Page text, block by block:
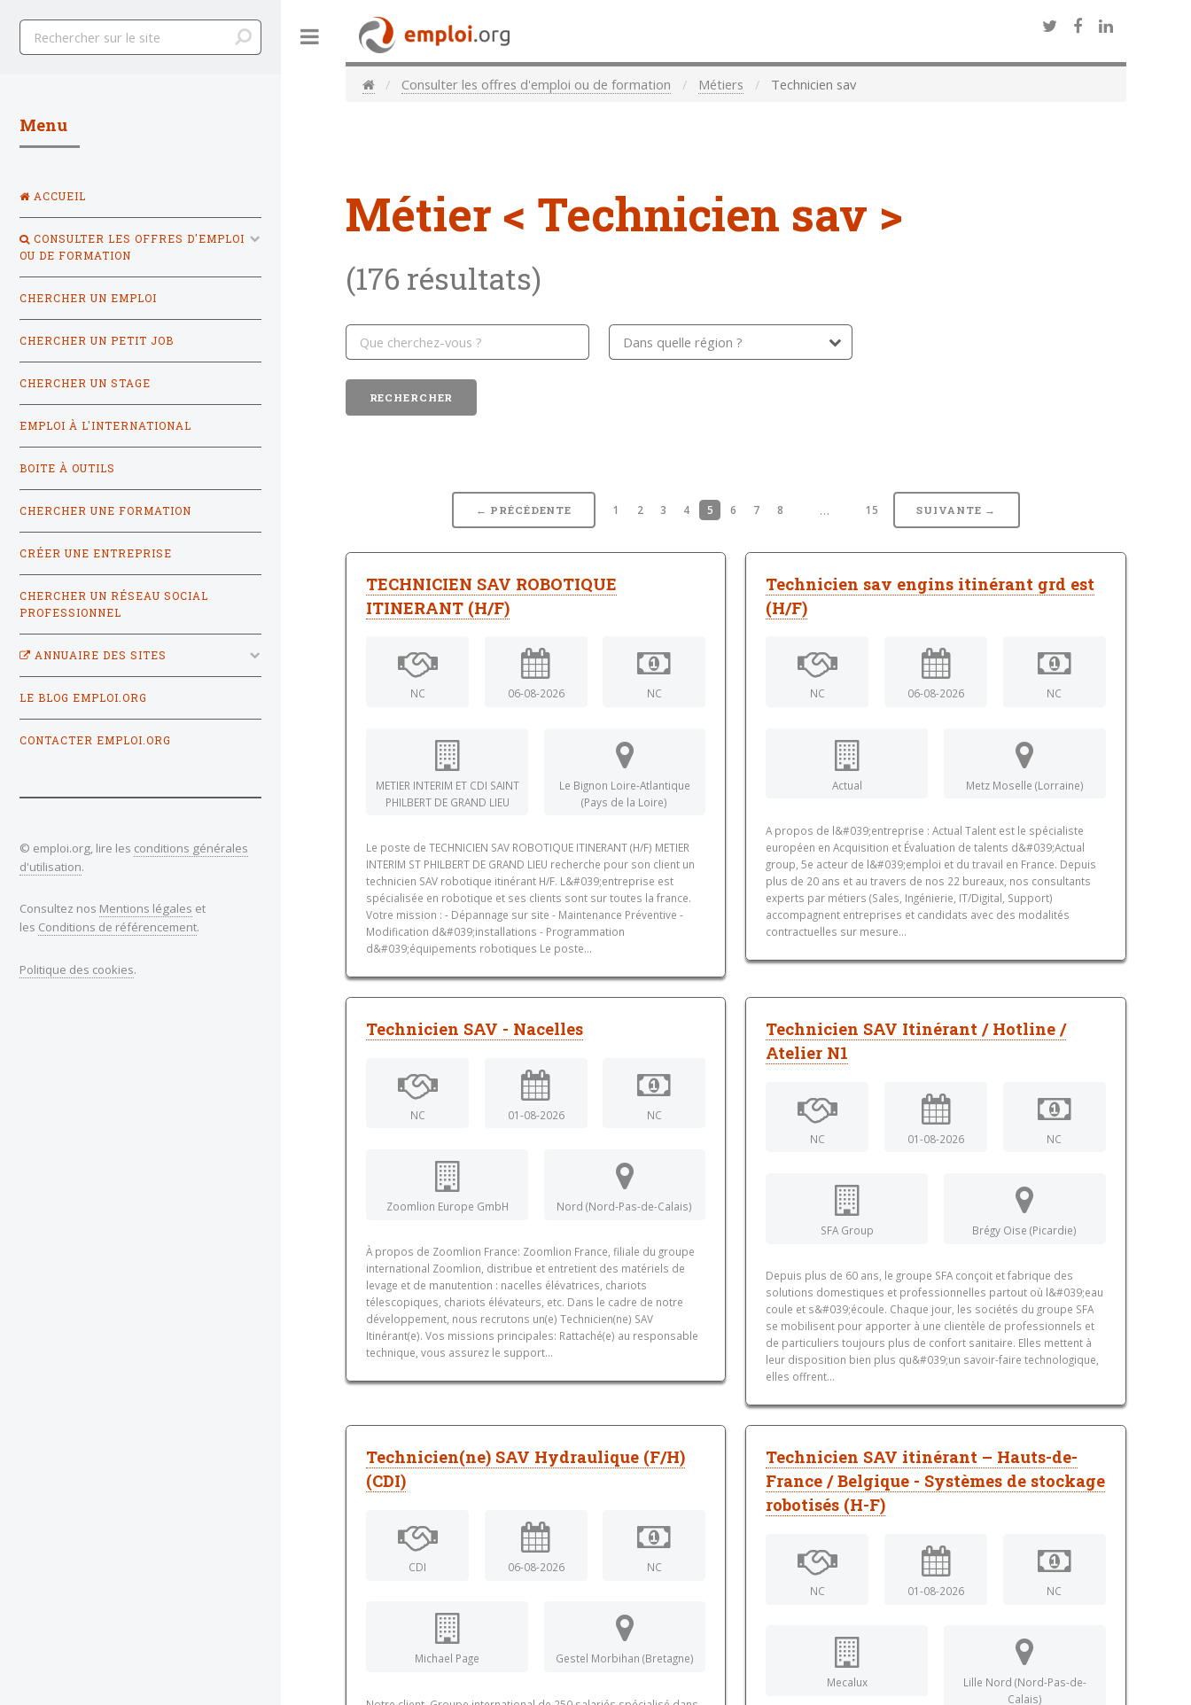
Consulter les offres d'emploi ou de formation Métiers Technicien sav
Métier < Technicien sav >
(176 résultats)
← PRÉCÉDENTE 1 2 3 4 5 6 7 8 … 15 SUIVANTE →
TECHNICIEN SAV ROBOTIQUE
ITINERANT (H/F)
NC 06-08-2026 NC
METIER INTERIM ET CDI SAINT
PHILBERT DE GRAND LIEU
Le Bignon Loire-Atlantique
(Pays de la Loire)
Le poste de TECHNICIEN SAV ROBOTIQUE ITINERANT (H/F) METIER
INTERIM ST PHILBERT DE GRAND LIEU recherche pour son client un
technicien SAV robotique itinérant H/F. L&#039;entreprise est
spécialisée en robotique et ses clients sont sur toutes la france.
Votre mission : - Dépannage sur site - Maintenance Préventive -
Modification d&#039;installations - Programmation
d&#039;équipements robotiques Le poste...
Technicien sav engins itinérant grd est
(H/F)
NC 06-08-2026 NC
Actual Metz Moselle (Lorraine)
A propos de l&#039;entreprise : Actual Talent est le spécialiste
européen en Acquisition et Évaluation de talents d&#039;Actual
group, 5e acteur de l&#039;emploi et du travail en France. Depuis
plus de 20 ans et au travers de nos 22 bureaux, nos consultants
experts par métiers (Sales, Ingénierie, IT/Digital, Support)
accompagnent entreprises et candidats avec des modalités
contractuelles sur mesure...
Technicien SAV - Nacelles
NC 01-08-2026 NC
Zoomlion Europe GmbH Nord (Nord-Pas-de-Calais)
À propos de Zoomlion France: Zoomlion France, filiale du groupe
international Zoomlion, distribue et entretient des matériels de
levage et de manutention : nacelles élévatrices, chariots
télescopiques, chariots élévateurs, etc. Dans le cadre de notre
développement, nous recrutons un(e) Technicien(ne) SAV
Itinérant(e). Vos missions principales: Rattaché(e) au responsable
technique, vous assurez le support...
Technicien SAV Itinérant / Hotline /
Atelier N1
NC 01-08-2026 NC
SFA Group Brégy Oise (Picardie)
Depuis plus de 60 ans, le groupe SFA conçoit et fabrique des
solutions domestiques et professionnelles partout où l&#039;eau
coule et s&#039;écoule. Chaque jour, les sociétés du groupe SFA
se mobilisent pour apporter à une clientèle de professionnels et
de particuliers toujours plus de confort sanitaire. Elles mettent à
leur disposition bien plus qu&#039;un savoir-faire technologique,
elles offrent...
Technicien(ne) SAV Hydraulique (F/H)
(CDI)
CDI 06-08-2026 NC
Michael Page Gestel Morbihan (Bretagne)
Technicien SAV itinérant – Hauts-de-
France / Belgique - Systèmes de stockage
robotisés (H-F)
NC 01-08-2026 NC
Mecalux
Lille Nord (Nord-Pas-de-
Calais)
Menu
ACCUEIL
CONSULTER LES OFFRES D'EMPLOI
OU DE FORMATION
CHERCHER UN EMPLOI
CHERCHER UN PETIT JOB
CHERCHER UN STAGE
EMPLOI À L'INTERNATIONAL
BOITE À OUTILS
CHERCHER UNE FORMATION
CRÉER UNE ENTREPRISE
CHERCHER UN RÉSEAU SOCIAL
PROFESSIONNEL
ANNUAIRE DES SITES
LE BLOG EMPLOI.ORG
CONTACTER EMPLOI.ORG
© emploi.org, lire les conditions générales
d'utilisation.
Consultez nos Mentions légales et
les Conditions de référencement.
Politique des cookies.
Toggle